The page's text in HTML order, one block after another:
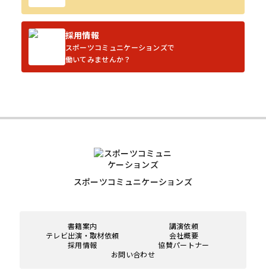
採用情報
スポーツコミュニケーションズで
働いてみませんか？
スポーツコミュニケーションズ
書籍案内
講演依頼
テレビ出演・取材依頼
会社概要
採用情報
協賛パートナー
お問い合わせ